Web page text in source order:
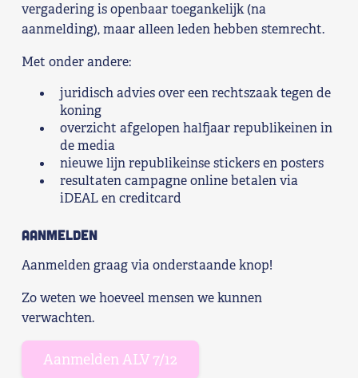
Agenda
Shop
Contact
Voor leden
Word Lid
vergadering is openbaar toegankelijk (na
aanmelding), maar alleen leden hebben stemrecht.
Met onder andere:
juridisch advies over een rechtszaak tegen de
koning
overzicht afgelopen halfjaar republikeinen in
de media
nieuwe lijn republikeinse stickers en posters
resultaten campagne online betalen via
iDEAL en creditcard
Aanmelden
Aanmelden graag via onderstaande knop!
Zo weten we hoeveel mensen we kunnen
verwachten.
Aanmelden ALV 7/12